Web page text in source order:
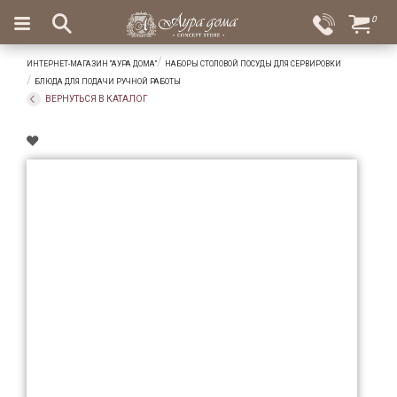
Вход
Избранное
×
Салоны
Доставка
Оплата
Ароматы
0
ИНТЕРНЕТ-МАГАЗИН "АУРА ДОМА"
НАБОРЫ СТОЛОВОЙ ПОСУДЫ ДЛЯ СЕРВИРОВКИ
БЛЮДА ДЛЯ ПОДАЧИ РУЧНОЙ РАБОТЫ
ВЕРНУТЬСЯ В КАТАЛОГ